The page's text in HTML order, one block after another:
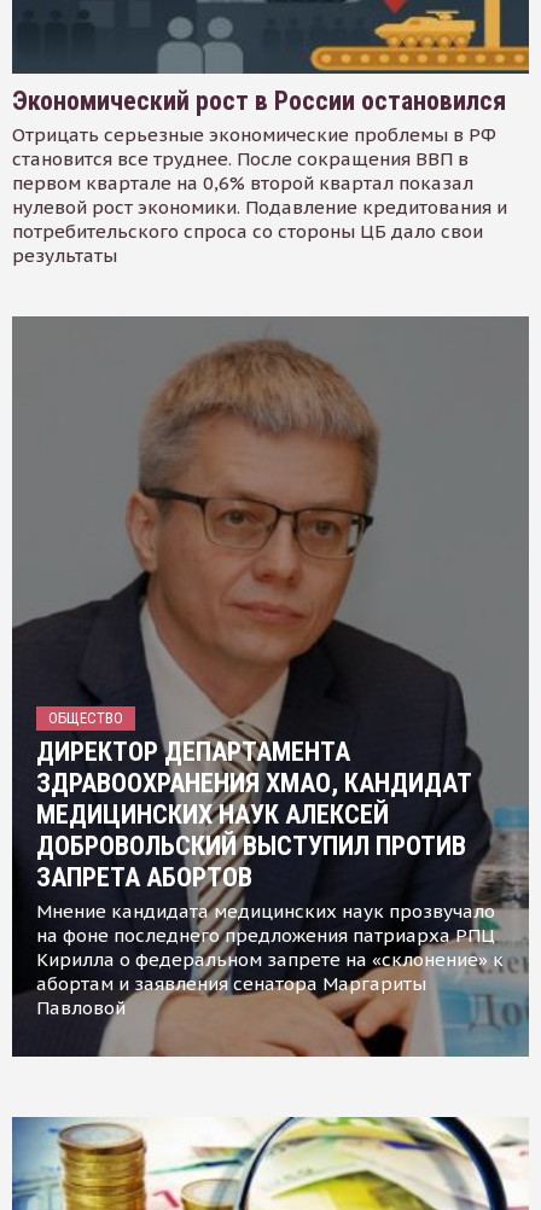
Экономический рост в России остановился
Отрицать серьезные экономические проблемы в РФ
становится все труднее. После сокращения ВВП в
первом квартале на 0,6% второй квартал показал
нулевой рост экономики. Подавление кредитования и
потребительского спроса со стороны ЦБ дало свои
результаты
ОБЩЕСТВО
ДИРЕКТОР ДЕПАРТАМЕНТА
ЗДРАВООХРАНЕНИЯ ХМАО, КАНДИДАТ
МЕДИЦИНСКИХ НАУК АЛЕКСЕЙ
ДОБРОВОЛЬСКИЙ ВЫСТУПИЛ ПРОТИВ
ЗАПРЕТА АБОРТОВ
Мнение кандидата медицинских наук прозвучало
на фоне последнего предложения патриарха РПЦ
Кирилла о федеральном запрете на «склонение» к
абортам и заявления сенатора Маргариты
Павловой